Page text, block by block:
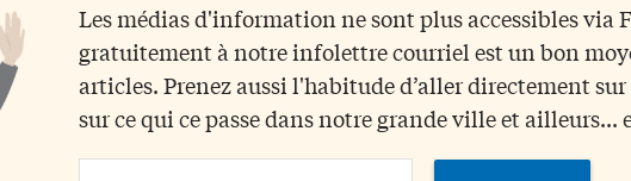
Les médias d'information ne sont plus accessibles via
gratuitement à notre infolettre courriel est un bon
articles. Prenez aussi l'habitude d’aller directement
sur ce qui ce passe dans notre grande ville et ailleurs...